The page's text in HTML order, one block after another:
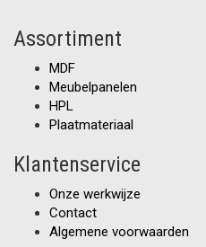
Assortiment
MDF
Meubelpanelen
HPL
Plaatmateriaal
Klantenservice
Onze werkwijze
Contact
Algemene voorwaarden